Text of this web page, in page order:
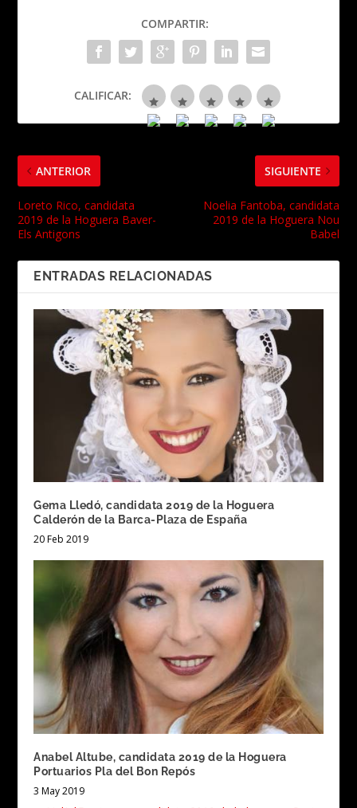
COMPARTIR:
CALIFICAR:
ANTERIOR
Loreto Rico, candidata
2019 de la Hoguera Baver-
Els Antigons
SIGUIENTE
Noelia Fantoba, candidata
2019 de la Hoguera Nou
Babel
ENTRADAS RELACIONADAS
Gema Lledó, candidata 2019 de la Hoguera
Calderón de la Barca-Plaza de España
20 Feb 2019
Anabel Altube, candidata 2019 de la Hoguera
Portuarios Pla del Bon Repós
3 May 2019